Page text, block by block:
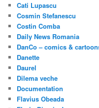
Cati Lupascu
Cosmin Stefanescu
Costin Comba
Daily News Romania
DanCo – comics &
Danette
Daurel
Dilema veche
Documentation
Flavius Obeada